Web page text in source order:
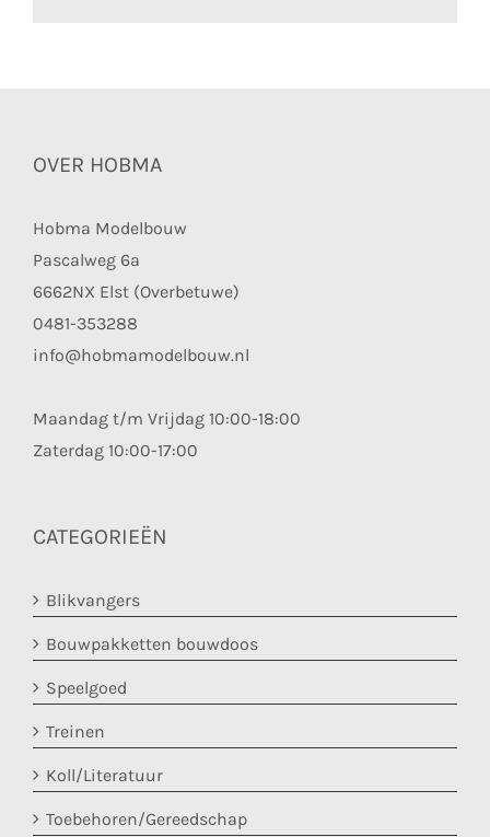
OVER HOBMA
Hobma Modelbouw
Pascalweg 6a
6662NX Elst (Overbetuwe)
0481-353288
info@hobmamodelbouw.nl
Maandag t/m Vrijdag 10:00-18:00
Zaterdag 10:00-17:00
CATEGORIEËN
Blikvangers
Bouwpakketten bouwdoos
Speelgoed
Treinen
Koll/Literatuur
Toebehoren/Gereedschap